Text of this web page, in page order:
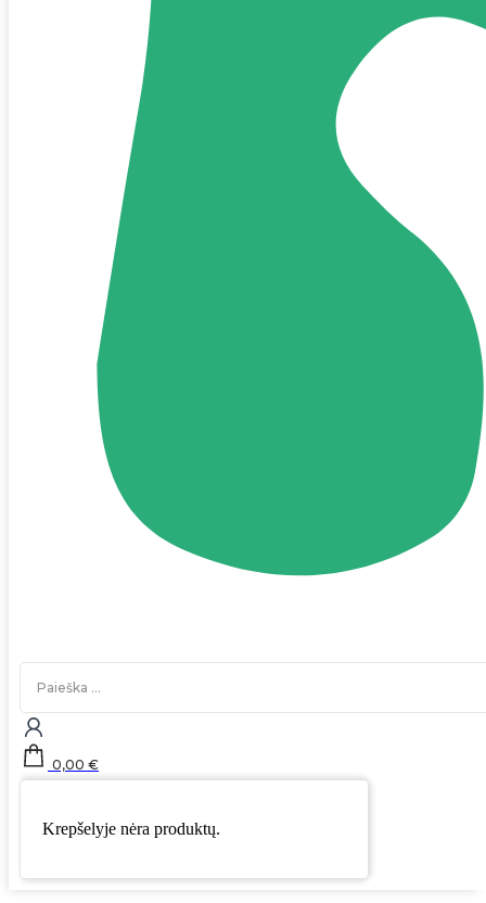
Search
0,00 €
Krepšelyje nėra produktų.